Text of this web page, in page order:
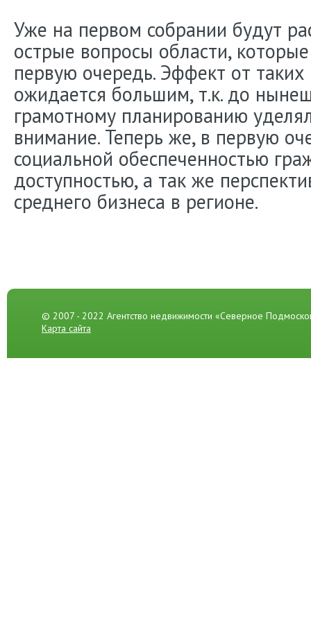
Уже на первом собрании будут
острые вопросы области,
первую очередь. Эффект от
ожидается большим, т.к. до
грамотному планированию
внимание. Теперь же, в первую
социальной обеспеченностью
доступностью, а так же
среднего бизнеса в регионе.
© 2007 - 2022 Агентство недвижимости «Северное
Карта сайта